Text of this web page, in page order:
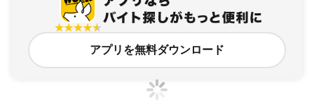
アプリを無料ダウンロード